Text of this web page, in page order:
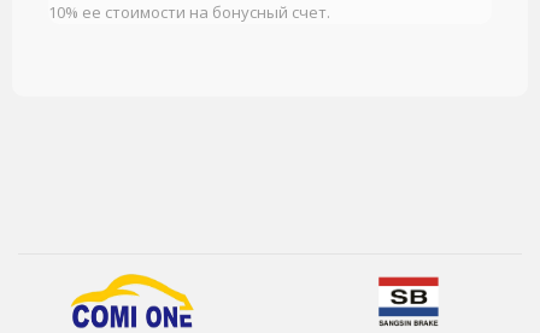
10% ее стоимости на бонусный счет.